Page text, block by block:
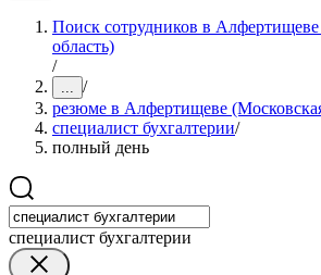
Поиск сотрудников в
область)
/
... /
резюме в Алфертищеве
специалист бухгалтерии/
полный день
специалист бухгалтерии